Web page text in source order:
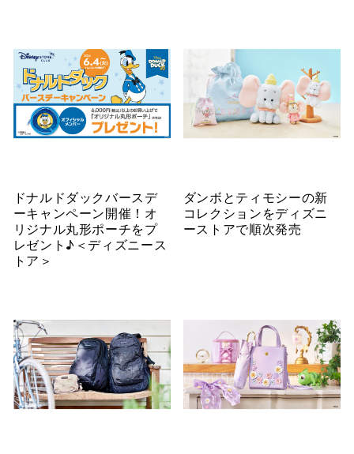
ドナルドダックバースデ
ーキャンペーン開催！オ
リジナル丸形ポーチをプ
レゼント♪＜ディズニース
トア＞
ダンボとティモシーの新
コレクションをディズニ
ーストアで順次発売